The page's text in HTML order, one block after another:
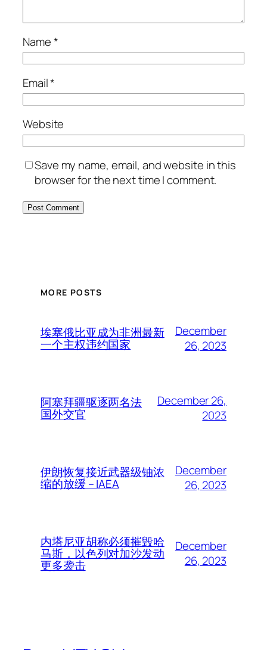
Name*
Email*
Website
Save my name, email, and website in this
browser for the next time I comment.
MORE POSTS
埃塞俄比亚成为非洲最新
一个主权违约国家
December
26, 2023
阿塞拜疆驱逐两名法
国外交官
December 26,
2023
伊朗恢复接近武器级铀浓
缩的放缓 – IAEA
December
26, 2023
内塔尼亚胡称必须摧毁哈
马斯，以色列对加沙发动
更多袭击
December
26, 2023